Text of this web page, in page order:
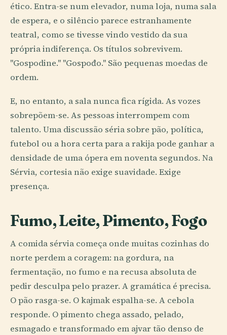
ético. Entra-se num elevador, numa loja, numa sala
de espera, e o silêncio parece estranhamente
teatral, como se tivesse vindo vestido da sua
própria indiferença. Os títulos sobrevivem.
"Gospodine." "Gospođo." São pequenas moedas de
ordem.
E, no entanto, a sala nunca fica rígida. As vozes
sobrepõem-se. As pessoas interrompem com
talento. Uma discussão séria sobre pão, política,
futebol ou a hora certa para a rakija pode ganhar a
densidade de uma ópera em noventa segundos. Na
Sérvia, cortesia não exige suavidade. Exige
presença.
Fumo, Leite, Pimento, Fogo
A comida sérvia começa onde muitas cozinhas do
norte perdem a coragem: na gordura, na
fermentação, no fumo e na recusa absoluta de
pedir desculpa pelo prazer. A gramática é precisa.
O pão rasga-se. O kajmak espalha-se. A cebola
responde. O pimento chega assado, pelado,
esmagado e transformado em ajvar tão denso de